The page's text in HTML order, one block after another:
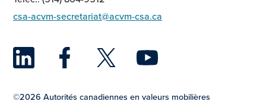
csa-acvm-secretariat@acvm-csa.ca
LinkedIn
Facebook
Twitter
©2026 Autorités canadiennes en valeurs mobilières